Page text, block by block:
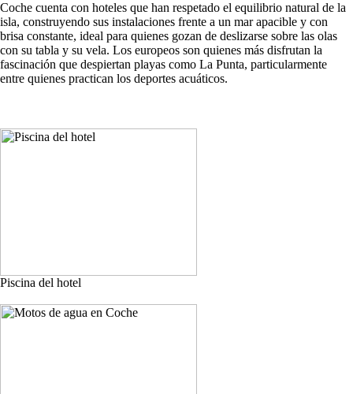
Coche cuenta con hoteles que han respetado el equilibrio natural de la
isla, construyendo sus instalaciones frente a un mar apacible y con
brisa constante, ideal para quienes gozan de deslizarse sobre las olas
con su tabla y su vela. Los europeos son quienes más disfrutan la
fascinación que despiertan playas como La Punta, particularmente
entre quienes practican los deportes acuáticos.
Piscina del hotel